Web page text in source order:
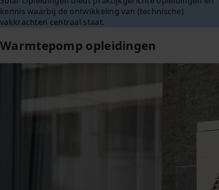
kennis waarbij de ontwikkeling van (technische)
vakkrachten centraal staat.
Warmtepomp opleidingen